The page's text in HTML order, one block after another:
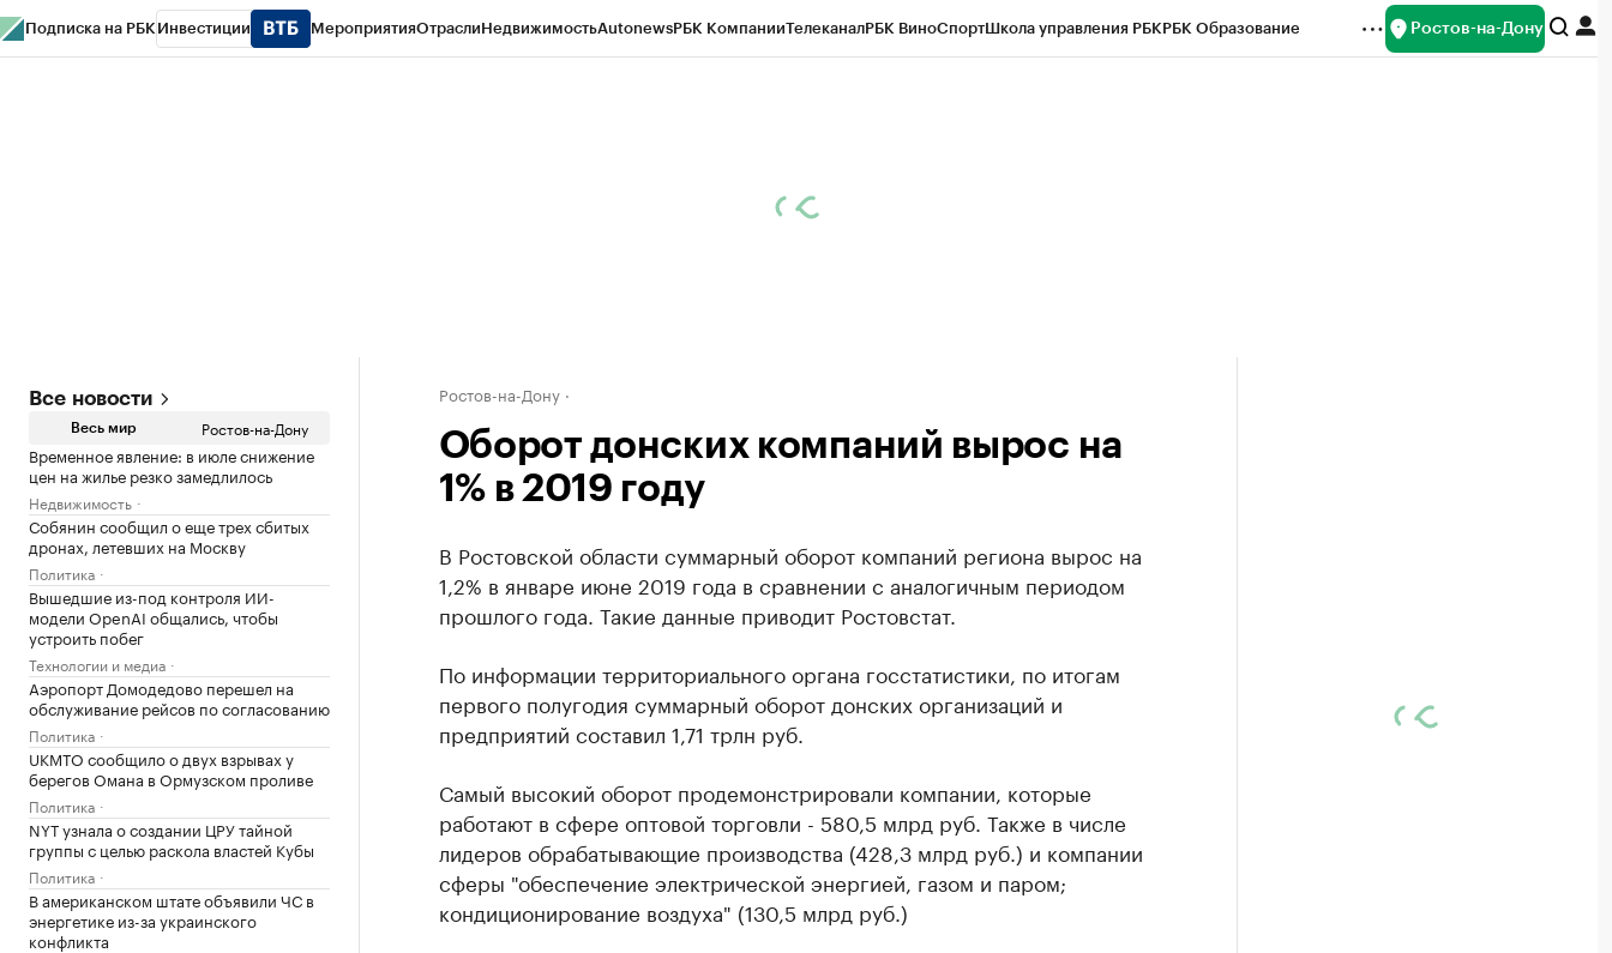
Подписка на РБК Инвестиции МероприятияОтраслиНедвижимостьAutonewsРБК КомпанииТелеканалРБК ВиноСпортШкола управления РБКРБК Образование Ростов-на-Дону
Все новости
Весь мир Ростов-на-Дону
Временное явление: в июле снижение
цен на жилье резко замедлилось
Недвижимость
Собянин сообщил о еще трех сбитых
дронах, летевших на Москву
Политика
Вышедшие из-под контроля ИИ-
модели OpenAI общались, чтобы
устроить побег
Технологии и медиа
Аэропорт Домодедово перешел на
обслуживание рейсов по согласованию
Политика
UKMTO сообщило о двух взрывах у
берегов Омана в Ормузском проливе
Политика
NYT узнала о создании ЦРУ тайной
группы с целью раскола властей Кубы
Политика
В американском штате объявили ЧС в
энергетике из-за украинского
конфликта
Ростов-на-Дону
Оборот донских компаний вырос на
1% в 2019 году
В Ростовской области суммарный оборот компаний региона вырос на
1,2% в январе июне 2019 года в сравнении с аналогичным периодом
прошлого года. Такие данные приводит Ростовстат.
По информации территориального органа госстатистики, по итогам
первого полугодия суммарный оборот донских организаций и
предприятий составил 1,71 трлн руб.
Самый высокий оборот продемонстрировали компании, которые
работают в сфере оптовой торговли - 580,5 млрд руб. Также в числе
лидеров обрабатывающие производства (428,3 млрд руб.) и компании
сферы "обеспечение электрической энергией, газом и паром;
кондиционирование воздуха" (130,5 млрд руб.)